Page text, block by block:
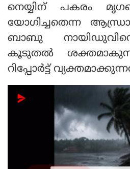
നെയ്യിന് പകരം
യോഗിച്ചതെന്ന ആന്ധ്രാ
ബാബു
കൂടുതല്‍
റിപ്പോര്‍ട്ട്